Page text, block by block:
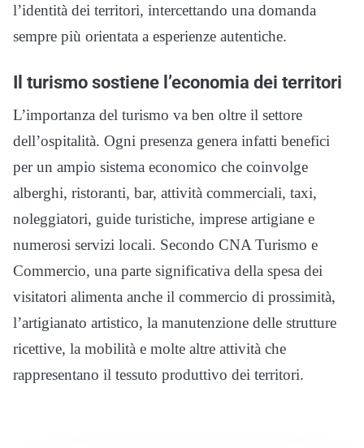
l’identità dei territori, intercettando una domanda
sempre più orientata a esperienze autentiche.
Il turismo sostiene l’economia dei territori
L’importanza del turismo va ben oltre il settore
dell’ospitalità. Ogni presenza genera infatti benefici
per un ampio sistema economico che coinvolge
alberghi, ristoranti, bar, attività commerciali, taxi,
noleggiatori, guide turistiche, imprese artigiane e
numerosi servizi locali. Secondo CNA Turismo e
Commercio, una parte significativa della spesa dei
visitatori alimenta anche il commercio di prossimità,
l’artigianato artistico, la manutenzione delle strutture
ricettive, la mobilità e molte altre attività che
rappresentano il tessuto produttivo dei territori.